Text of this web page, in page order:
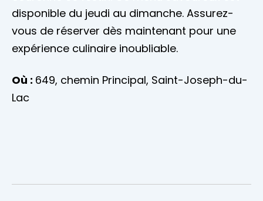
disponible du jeudi au dimanche. Assurez-
vous de réserver dès maintenant pour une
expérience culinaire inoubliable.
Où : 649, chemin Principal, Saint-Joseph-du-
Lac